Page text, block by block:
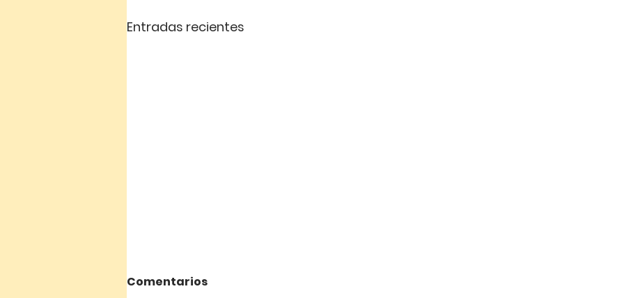
Entradas recientes
Comentarios